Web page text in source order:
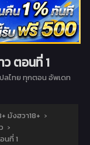
ตอนที่ 1
ลไทย ทุกตอน อัพเดท
มังฮวา18+ ›
›
นที่ 1